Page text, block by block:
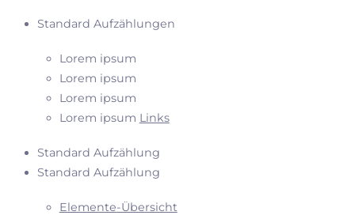
Standard Aufzählungen
Lorem ipsum
Lorem ipsum
Lorem ipsum
Lorem ipsum Links
Standard Aufzählung
Standard Aufzählung
Elemente-Übersicht